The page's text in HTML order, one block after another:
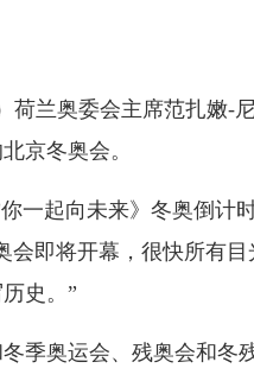
兰奥委会主席范扎嫩-
京冬奥会。
起向未来》冬奥倒计
会即将开幕，很快所有
史。”
奥运会、残奥会和冬